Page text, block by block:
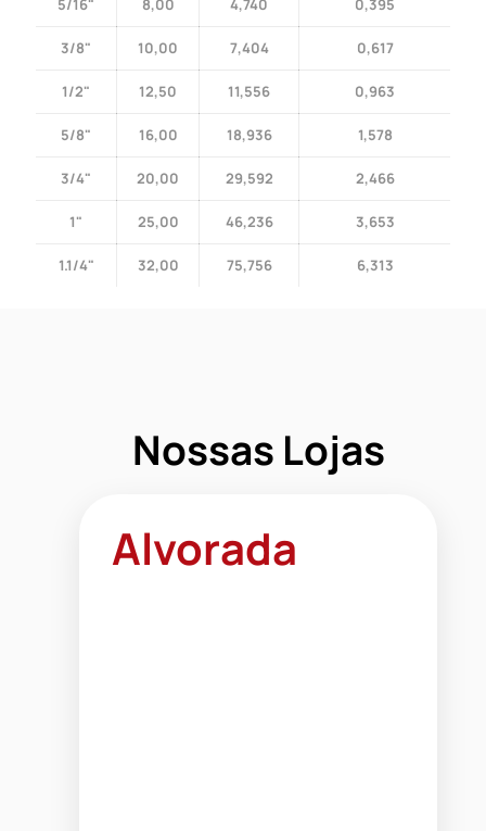
5/16" 8,00 4,740 0,395
3/8" 10,00 7,404 0,617
1/2" 12,50 11,556 0,963
5/8" 16,00 18,936 1,578
3/4" 20,00 29,592 2,466
1" 25,00 46,236 3,653
1.1/4" 32,00 75,756 6,313
Nossas Lojas
Alvorada